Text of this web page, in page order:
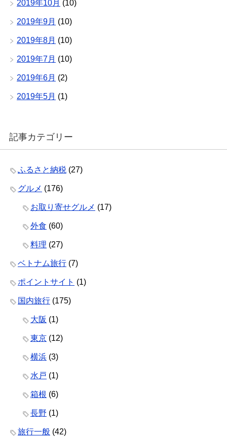
2019年10月 (10)
2019年9月 (10)
2019年8月 (10)
2019年7月 (10)
2019年6月 (2)
2019年5月 (1)
記事カテゴリー
ふるさと納税 (27)
グルメ (176)
お取り寄せグルメ (17)
外食 (60)
料理 (27)
ベトナム旅行 (7)
ポイントサイト (1)
国内旅行 (175)
大阪 (1)
東京 (12)
横浜 (3)
水戸 (1)
箱根 (6)
長野 (1)
旅行一般 (42)